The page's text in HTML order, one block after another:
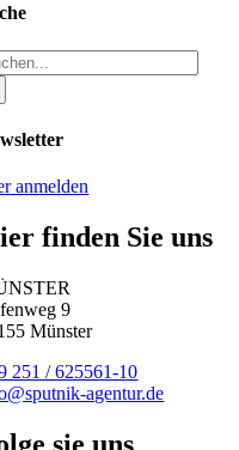
anmelden
finden Sie uns
9
Münster
251 / 625561-10
agentur.de